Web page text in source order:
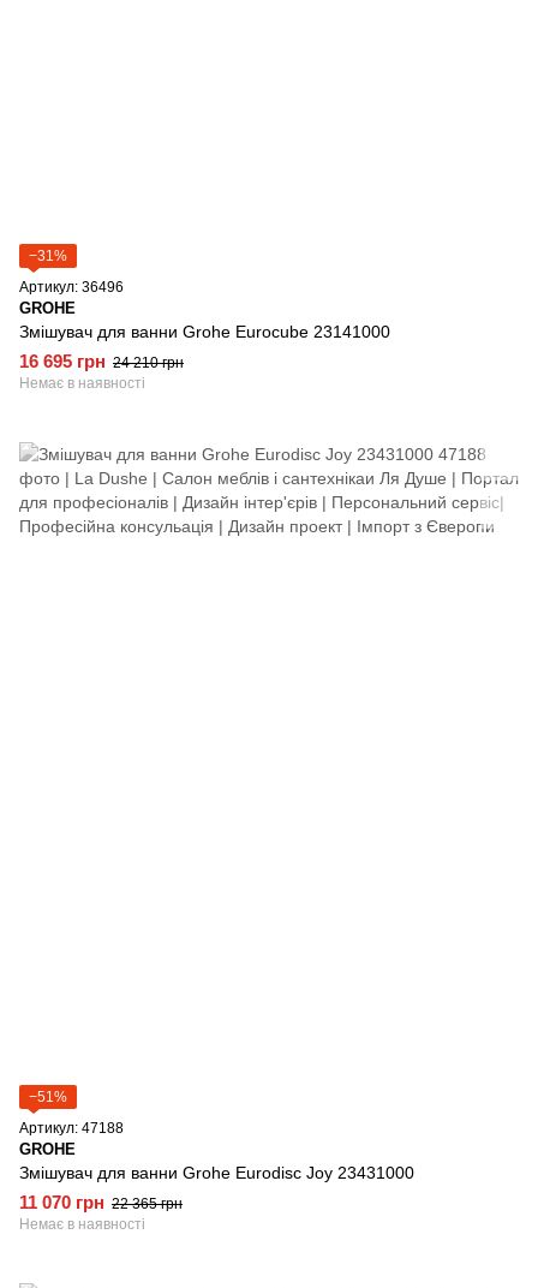
−31%
Артикул: 36496
GROHE
Змішувач для ванни Grohe Eurocube 23141000
16 695 грн 24 210 грн
Немає в наявності
−51%
Артикул: 47188
GROHE
Змішувач для ванни Grohe Eurodisc Joy 23431000
11 070 грн 22 365 грн
Немає в наявності